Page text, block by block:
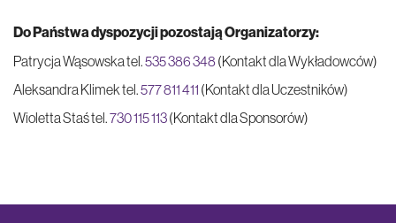
Do Państwa dyspozycji pozostają Organizatorzy:
Patrycja Wąsowska tel.535 386 348(Kontakt dla Wykładowców)
Aleksandra Klimek tel.577 811 411 (Kontakt dla Uczestników)
Wioletta Staś tel.730 115 113(Kontakt dla Sponsorów)